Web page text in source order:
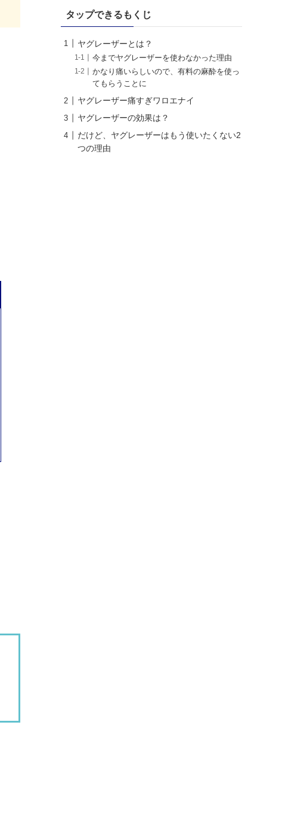
タップできるもくじ
ヤグレーザーとは？
今までヤグレーザーを使わなかった理由
かなり痛いらしいので、有料の麻酔を使っ
てもらうことに
ヤグレーザー痛すぎワロエナイ
ヤグレーザーの効果は？
だけど、ヤグレーザーはもう使いたくない2
つの理由